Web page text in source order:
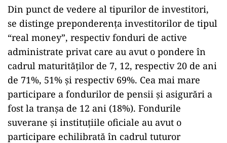
Din punct de vedere al tipurilor de investitori,
se distinge preponderența investitorilor de tipul
“real money”, respectiv fonduri de active
administrate privat care au avut o pondere în
cadrul maturităților de 7, 12, respectiv 20 de ani
de 71%, 51% și respectiv 69%. Cea mai mare
participare a fondurilor de pensii și asigurări a
fost la tranșa de 12 ani (18%). Fondurile
suverane și instituțiile oficiale au avut o
participare echilibrată în cadrul tuturor